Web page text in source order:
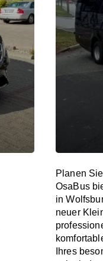
Planen
OsaBus
in
neuer
Ihres